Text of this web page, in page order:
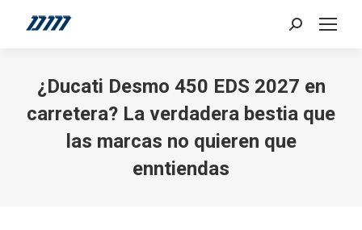
Search:
¿Ducati Desmo 450 EDS 2027 en
carretera? La verdadera bestia que
las marcas no quieren que
enntiendas